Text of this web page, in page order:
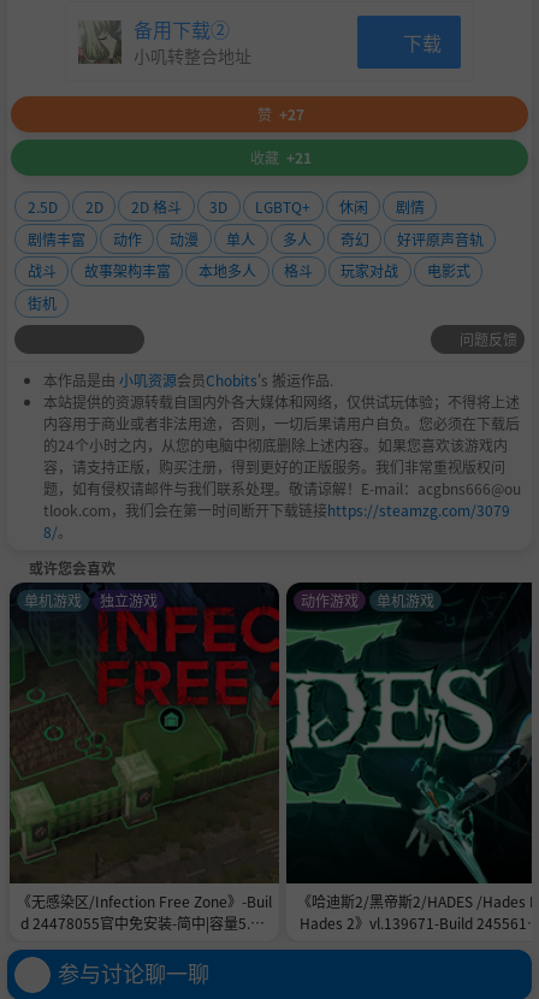
备用下载②
小叽转整合地址 下载
赞 +27
收藏 +21
2.5D 2D 2D 格斗 3D LGBTQ+ 休闲
剧情
剧情丰富
动作 动漫 单人 多人 奇幻
好评原声音轨
战斗
故事架构丰富 本地多人 格斗 玩家对战
电影式
街机
问题反馈
本作品是由 小叽资源会员Chobits's 搬运作品.
本站提供的资源转载自国内外各大媒体和网络，仅供试玩体验；不得将上述
内容用于商业或者非法用途，否则，一切后果请用户自负。您必须在下载后
的24个小时之内，从您的电脑中彻底删除上述内容。如果您喜欢该游戏内
容，请支持正版，购买注册，得到更好的正版服务。我们非常重视版权问
题，如有侵权请邮件与我们联系处理。敬请谅解！E-mail：acgbns666@ou
tlook.com，我们会在第一时间断开下载链接https://steamzg.com/3079
8/。
或许您会喜欢
《无感染区/Infection Free Zone》-Buil
d 24478055官中免安装-简中|容量5.8G
B
单机游戏 独立游戏
《哈迪斯2/黑帝斯2/HADES /Hades
Hades 2》vl.139671-Build
官中免安装-简中|容量11.0GB
动作游戏 单机游戏
参与讨论聊一聊